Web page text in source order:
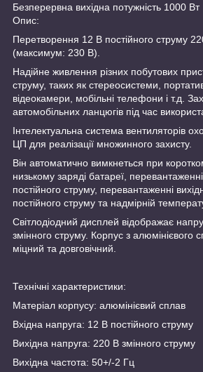
Безперервна вихідна потужність 1000 Вт
Опис:
Перетворення 12 В постійного струму
(максимум: 230 В).
Надійне живлення різних побутових
струму, таких як стереосистеми,
відеокамери, мобільні телефони і т.д.
автомобільних ланцюгів під час
Інтелектуальна система вентиляторів
ЦП для реалізації множинного захисту.
Він автоматично вимкнеться при
низькому заряді батареї,
постійного струму, перевантаженні
постійного струму та надмірній
Світлодіодний дисплей відображає
змінного струму. Корпус з алюмінієвого
міцний та довговічний.
Технічні характеристики:
Матеріал корпусу: алюмінієвий сплав
Вхідна напруга: 12 В постійного струму
Вихідна напруга: 220 В змінного струму
Вихідна частота: 50+/-2 Гц